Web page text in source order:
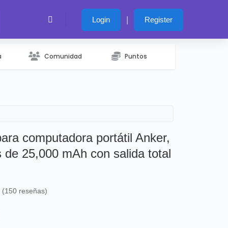
Login | Register
Comunidad Puntos
computadora portátil Anker,
de 25,000 mAh con salida total
reseñas)